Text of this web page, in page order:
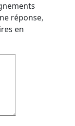
réponse,
en